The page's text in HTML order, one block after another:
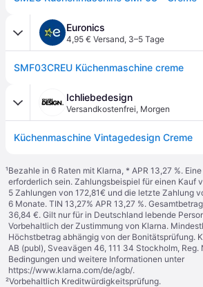
Euronics
4,95 € Versand, 3–5 Tage
SMF03CREU Küchenmaschine creme
Ichliebedesign
Versandkostenfrei, Morgen
Küchenmaschine Vintagedesign Creme
¹Bezahle in 6 Raten mit Klarna, * APR 13,27 %.
erforderlich sein. Zahlungsbeispiel für einen Kauf
5 Zahlungen von 172,81€ und die letzte Zahlung
6 Monate. TIN 13,27% APR 13,27 %.
36,84 €. Gilt nur für in Deutschland lebende
Vorbehaltlich der Zustimmung von Klarna.
Höchstbetrag abhängig von der Bonitätsprüfung.
AB (publ), Sveavägen 46, 111 34 Stockholm,
Bedingungen und weitere Informationen unter
https://www.klarna.com/de/agb/.
²Vorbehaltlich Kreditwürdigkeitsprüfung.